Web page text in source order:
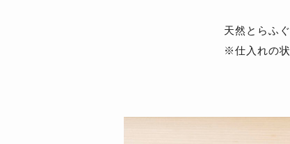
天然とらふ
※仕入れの状